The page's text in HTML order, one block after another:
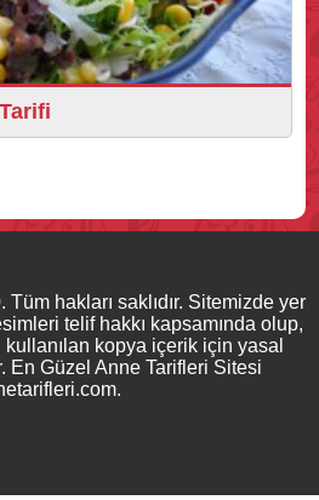
hakları saklıdır. Sitemizde yer
telif hakkı kapsamında olup,
kopya içerik için yasal
En Güzel Anne Tarifleri Sitesi